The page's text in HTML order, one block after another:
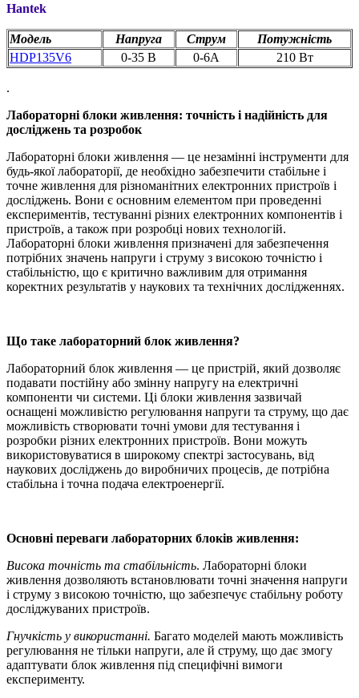
Hantek
Модель Напруга Струм
Потужність
HDP135V6
0-35 В 0-6A 210 Вт
.
Лабораторні блоки живлення: точність і надійність для
досліджень та розробок
Лабораторні блоки живлення — це незамінні інструменти для
будь-якої лабораторії, де необхідно забезпечити стабільне і
точне живлення для різноманітних електронних пристроїв і
досліджень. Вони є основним елементом при проведенні
експериментів, тестуванні різних електронних компонентів і
пристроїв, а також при розробці нових технологій.
Лабораторні блоки живлення призначені для забезпечення
потрібних значень напруги і струму з високою точністю і
стабільністю, що є критично важливим для отримання
коректних результатів у наукових та технічних дослідженнях.
Що таке лабораторний блок живлення?
Лабораторний блок живлення — це пристрій, який дозволяє
подавати постійну або змінну напругу на електричні
компоненти чи системи. Ці блоки живлення зазвичай
оснащені можливістю регулювання напруги та струму, що дає
можливість створювати точні умови для тестування і
розробки різних електронних пристроїв. Вони можуть
використовуватися в широкому спектрі застосувань, від
наукових досліджень до виробничих процесів, де потрібна
стабільна і точна подача електроенергії.
Основні переваги лабораторних блоків живлення:
Висока точність та стабільність. Лабораторні блоки
живлення дозволяють встановлювати точні значення напруги
і струму з високою точністю, що забезпечує стабільну роботу
досліджуваних пристроїв.
Гнучкість у використанні. Багато моделей мають можливість
регулювання не тільки напруги, але й струму, що дає змогу
адаптувати блок живлення під специфічні вимоги
експерименту.